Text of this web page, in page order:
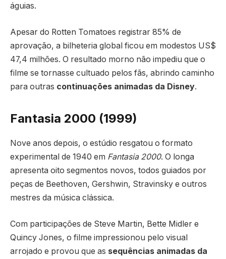
águias.
Apesar do Rotten Tomatoes registrar 85% de
aprovação, a bilheteria global ficou em modestos US$
47,4 milhões. O resultado morno não impediu que o
filme se tornasse cultuado pelos fãs, abrindo caminho
para outras continuações animadas da Disney.
Fantasia 2000 (1999)
Nove anos depois, o estúdio resgatou o formato
experimental de 1940 em Fantasia 2000. O longa
apresenta oito segmentos novos, todos guiados por
peças de Beethoven, Gershwin, Stravinsky e outros
mestres da música clássica.
Com participações de Steve Martin, Bette Midler e
Quincy Jones, o filme impressionou pelo visual
arrojado e provou que as sequências animadas da